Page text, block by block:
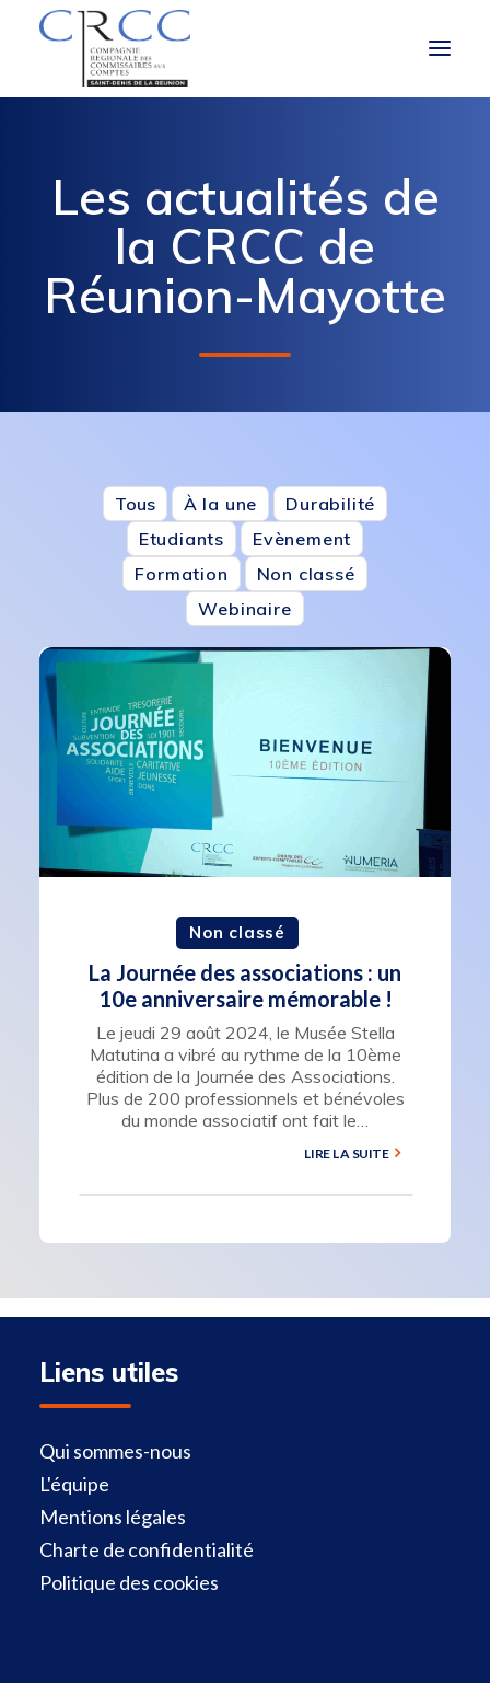
LE ROLE ET LES MISSIONS DU CAC
VOUS ÊTES
OBLIGATIONS RÉGLEMENTAIRES
Les actualités de
la CRCC de
Réunion-Mayotte
Tous À la une
Durabilité
Etudiants
Evènement
Formation
Non classé
Webinaire
Non classé
La Journée des associations : un
10e anniversaire mémorable !
Le jeudi 29 août 2024, le Musée Stella
Matutina a vibré au rythme de la 10ème
édition de la Journée des Associations.
Plus de 200 professionnels et bénévoles
du monde associatif ont fait le…
LIRE LA SUITE
Liens utiles
Qui sommes-nous
L'équipe
Mentions légales
Charte de confidentialité
Politique des cookies